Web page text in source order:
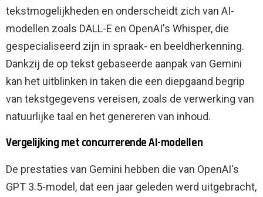
tekstmogelijkheden en onderscheidt zich van AI-
modellen zoals DALL-E en OpenAI's Whisper, die
gespecialiseerd zijn in spraak- en beeldherkenning.
Dankzij de op tekst gebaseerde aanpak van Gemini
kan het uitblinken in taken die een diepgaand begrip
van tekstgegevens vereisen, zoals de verwerking van
natuurlijke taal en het genereren van inhoud.
Vergelijking met concurrerende AI-modellen
De prestaties van Gemini hebben die van OpenAI's
GPT 3.5-model, dat een jaar geleden werd uitgebracht,